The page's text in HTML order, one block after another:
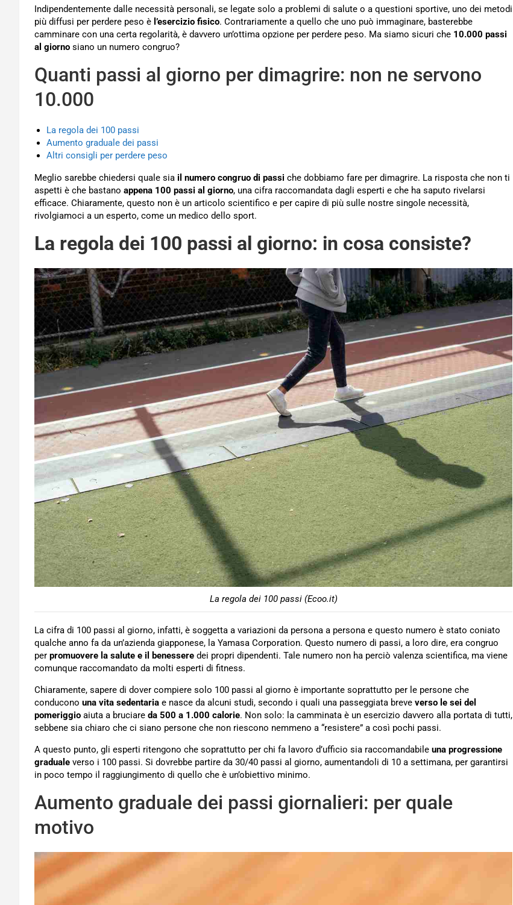
Indipendentemente dalle necessità personali, se legate solo a problemi di salute o a questioni sportive, uno dei metodi
più diffusi per perdere peso è l’esercizio fisico. Contrariamente a quello che uno può immaginare, basterebbe
camminare con una certa regolarità, è davvero un’ottima opzione per perdere peso. Ma siamo sicuri che 10.000 passi
al giorno siano un numero congruo?
Quanti passi al giorno per dimagrire: non ne servono
10.000
La regola dei 100 passi
Aumento graduale dei passi
Altri consigli per perdere peso
Meglio sarebbe chiedersi quale sia il numero congruo di passi che dobbiamo fare per dimagrire. La risposta che non ti
aspetti è che bastano appena 100 passi al giorno, una cifra raccomandata dagli esperti e che ha saputo rivelarsi
efficace. Chiaramente, questo non è un articolo scientifico e per capire di più sulle nostre singole necessità,
rivolgiamoci a un esperto, come un medico dello sport.
La regola dei 100 passi al giorno: in cosa consiste?
La regola dei 100 passi (Ecoo.it)
La cifra di 100 passi al giorno, infatti, è soggetta a variazioni da persona a persona e questo numero è stato coniato
qualche anno fa da un’azienda giapponese, la Yamasa Corporation. Questo numero di passi, a loro dire, era congruo
per promuovere la salute e il benessere dei propri dipendenti. Tale numero non ha perciò valenza scientifica, ma viene
comunque raccomandato da molti esperti di fitness.
Chiaramente, sapere di dover compiere solo 100 passi al giorno è importante soprattutto per le persone che
conducono una vita sedentaria e nasce da alcuni studi, secondo i quali una passeggiata breve verso le sei del
pomeriggio aiuta a bruciare da 500 a 1.000 calorie. Non solo: la camminata è un esercizio davvero alla portata di tutti,
sebbene sia chiaro che ci siano persone che non riescono nemmeno a “resistere” a così pochi passi.
A questo punto, gli esperti ritengono che soprattutto per chi fa lavoro d’ufficio sia raccomandabile una progressione
graduale verso i 100 passi. Si dovrebbe partire da 30/40 passi al giorno, aumentandoli di 10 a settimana, per garantirsi
in poco tempo il raggiungimento di quello che è un’obiettivo minimo.
Aumento graduale dei passi giornalieri: per quale
motivo